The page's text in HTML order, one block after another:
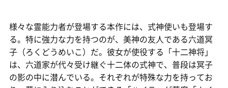
様々な霊能力者が登場する本作には、式神使いも登場す
る。特に強力な力を持つのが、美神の友人である六道冥
子（ろくどうめいこ）だ。彼女が使役する「十二神将」
は、六道家が代々受け継ぐ十二体の式神で、普段は冥子
の影の中に潜んでいる。それぞれが特殊な力を持ってお